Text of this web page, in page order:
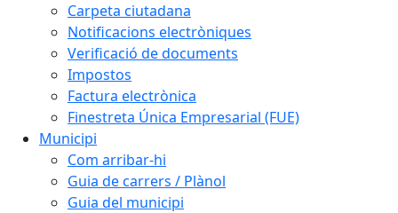
Carpeta ciutadana
Notificacions electròniques
Verificació de documents
Impostos
Factura electrònica
Finestreta Única Empresarial (FUE)
Municipi
Com arribar-hi
Guia de carrers / Plànol
Guia del municipi